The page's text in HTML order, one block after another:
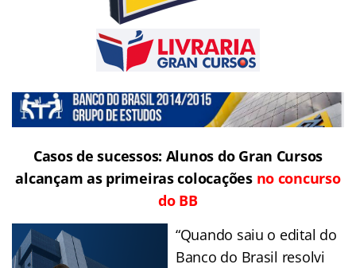
Casos de sucessos: Alunos do Gran Cursos
alcançam as primeiras colocações no concurso
do BB
“Quando saiu o edital do
Banco do Brasil resolvi